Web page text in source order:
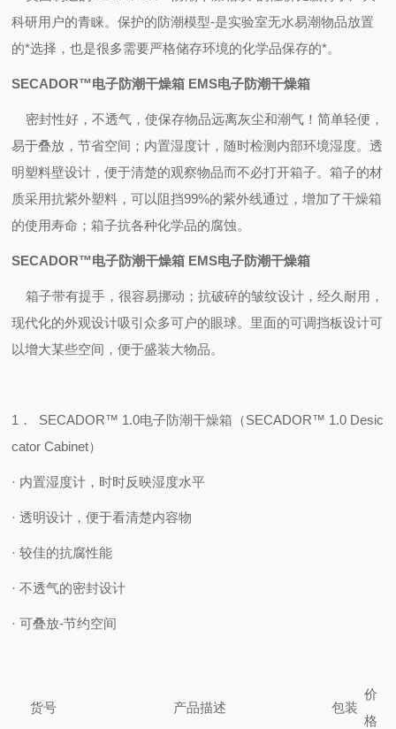
科研用户的青睐。保护的防潮模型-是实验室无水易潮物品放置
的*选择，也是很多需要严格储存环境的化学品保存的*。
SECADOR™电子防潮干燥箱 EMS电子防潮干燥箱
密封性好，不透气，使保存物品远离灰尘和潮气！简单轻便，
易于叠放，节省空间；内置湿度计，随时检测内部环境湿度。透
明塑料壁设计，便于清楚的观察物品而不必打开箱子。箱子的材
质采用抗紫外塑料，可以阻挡99%的紫外线通过，增加了干燥箱
的使用寿命；箱子抗各种化学品的腐蚀。
SECADOR™电子防潮干燥箱 EMS电子防潮干燥箱
箱子带有提手，很容易挪动；抗破碎的皱纹设计，经久耐用，
现代化的外观设计吸引众多可户的眼球。里面的可调挡板设计可
以增大某些空间，便于盛装大物品。
1 ． SECADOR™ 1.0电子防潮干燥箱（SECADOR™ 1.0 Desic
cator Cabinet）
· 内置湿度计，时时反映湿度水平
·透明设计，便于看清楚内容物
·较佳的抗腐性能
·不透气的密封设计
·可叠放-节约空间
货号 产品描述 包装
价
格